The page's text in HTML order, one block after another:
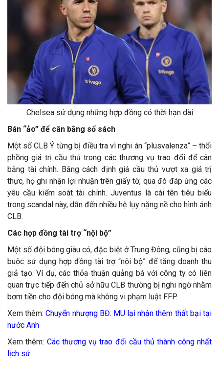
Chelsea sử dụng những hợp đồng có thời hạn dài
Bán “ảo” để cân bằng sổ sách
Một số CLB Ý từng bị điều tra vì nghi án “plusvalenza” – thổi
phồng giá trị cầu thủ trong các thương vụ trao đổi để cân
bằng tài chính. Bằng cách định giá cầu thủ vượt xa giá trị
thực, họ ghi nhận lợi nhuận trên giấy tờ, qua đó đáp ứng các
yêu cầu kiểm soát tài chính. Juventus là cái tên tiêu biểu
trong scandal này, dẫn đến nhiều hệ lụy nặng nề cho hình ảnh
CLB.
Các hợp đồng tài trợ “nội bộ”
Một số đội bóng giàu có, đặc biệt ở Trung Đông, cũng bị cáo
buộc sử dụng hợp đồng tài trợ “nội bộ” để tăng doanh thu
giả tạo. Ví dụ, các thỏa thuận quảng bá với công ty có liên
quan trực tiếp đến chủ sở hữu CLB thường bị nghi ngờ nhằm
bơm tiền cho đội bóng mà không vi phạm luật FFP.
Xem thêm:Chuyển nhượng BĐ: MU lại nhận thêm thất bại tại
nước Anh
Xem thêm: Các thương vụ trao đổi cầu thủ thành công nhất
lịch sử